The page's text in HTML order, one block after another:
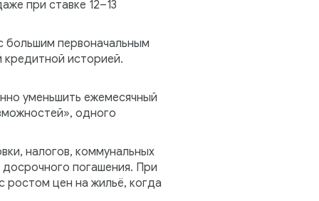
при ставке 12–13
большим первоначальным
историей.
уменьшить ежемесячный
одного
налогов, коммунальных
погашения. При
ростом цен на жильё, когда